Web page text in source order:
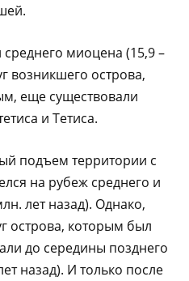
миоцена (15,9 –
возникшего острова,
еще существовали
и Тетиса.
подъем территории с
на рубеж среднего и
лет назад). Однако,
острова, которым был
до середины позднего
назад). И только после